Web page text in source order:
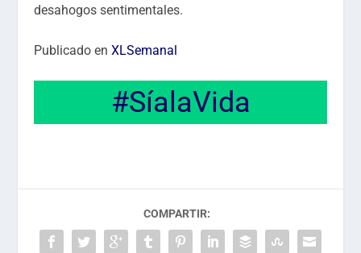
desahogos sentimentales.
Publicado enXLSemanal
#SíalaVida
COMPARTIR: